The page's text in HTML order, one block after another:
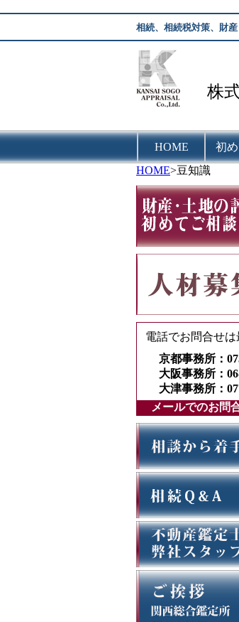
相続、相続税対策、財
株
HOME 初
HOME>豆知識
電話でお問合せ
京都事務所：
大阪事務所：
大津事務所：
メールでのお問